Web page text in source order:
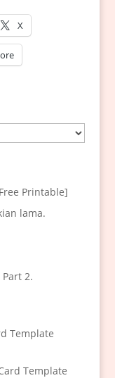
X
Printable]
lama.
2.
Template
Template